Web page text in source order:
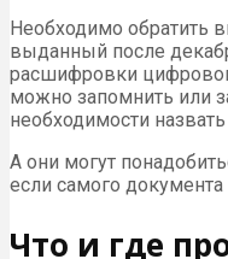
Необходимо обратить
выданный после
расшифровки
можно запомнить или
необходимости
А они могут
если самого документа
Что и где